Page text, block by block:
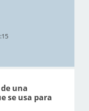
una
se usa para